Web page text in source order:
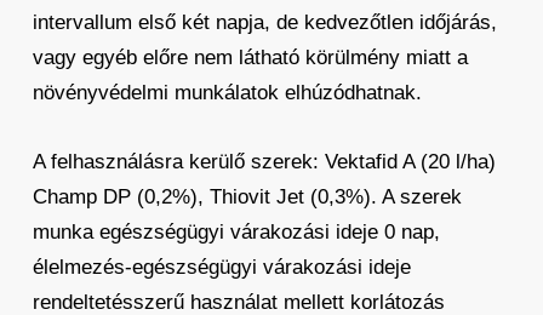
intervallum első két napja, de kedvezőtlen időjárás,
vagy egyéb előre nem látható körülmény miatt a
növényvédelmi munkálatok elhúzódhatnak.
A felhasználásra kerülő szerek: Vektafid A (20 l/ha)
Champ DP (0,2%), Thiovit Jet (0,3%). A szerek
munka egészségügyi várakozási ideje 0 nap,
élelmezés-egészségügyi várakozási ideje
rendeltetésszerű használat mellett korlátozás